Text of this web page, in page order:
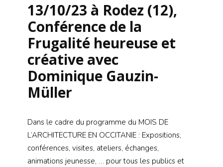
13/10/23 à Rodez (12),
Conférence de la
Frugalité heureuse et
créative avec
Dominique Gauzin-
Müller
Dans le cadre du programme du MOIS DE
L’ARCHITECTURE EN OCCITANIE : Expositions,
conférences, visites, ateliers, échanges,
animations jeunesse, … pour tous les publics et